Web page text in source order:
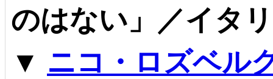
のはない」／イタ
▼ ニコ・ロズベル